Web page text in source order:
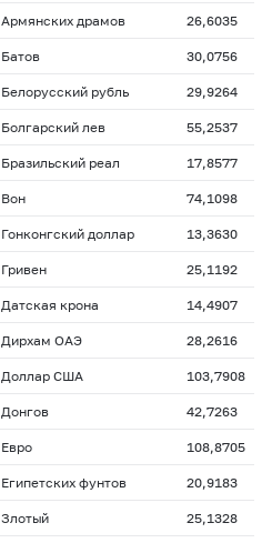
Армянских драмов 26,6035
Батов 30,0756
Белорусский рубль 29,9264
Болгарский лев 55,2537
Бразильский реал 17,8577
Вон 74,1098
Гонконгский доллар 13,3630
Гривен 25,1192
Датская крона 14,4907
Дирхам ОАЭ 28,2616
Доллар США 103,7908
Донгов 42,7263
Евро 108,8705
Египетских фунтов 20,9183
Злотый 25,1328